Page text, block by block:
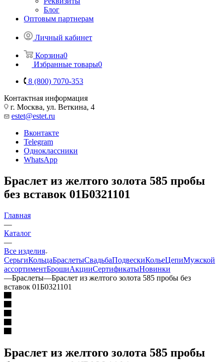
Блог
Оптовым партнерам
Личный кабинет
Корзина0
Избранные товары0
8 (800) 7070-353
Контактная информация
г. Москва, ул. Веткина, 4
estet@estet.ru
Вконтакте
Telegram
Одноклассники
WhatsApp
Браслет из желтого золота 585 пробы
без вставок 01Б0321101
Главная
—
Каталог
—
Все изделия
СерьгиКольцаБраслетыСвадьбаПодвескиКольеЦепиМужской
ассортиментБрошиАкцииСертификатыНовинки
—Браслеты—Браслет из желтого золота 585 пробы без
вставок 01Б0321101
Браслет из желтого золота 585 пробы